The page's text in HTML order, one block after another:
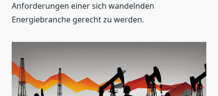
Anforderungen einer sich wandelnden
Energiebranche gerecht zu werden.